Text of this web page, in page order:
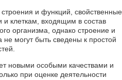
и функций, свойственные
клеткам, входящим в состав
организма, однако строение и
могут быть сведены к простой
новыми особыми качествами и
при оценке деятельности